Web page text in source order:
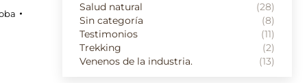
Salud natural
(28)
Sin categoría
(8)
Testimonios
(11)
Trekking
(2)
Venenos de la industria.
(13)